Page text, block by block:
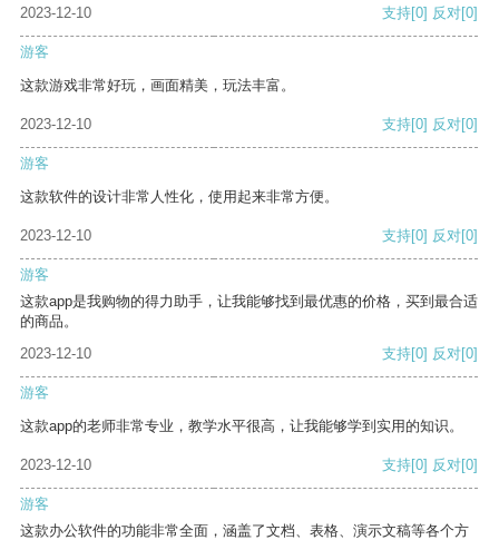
2023-12-10
支持[0] 反对[0]
游客
这款游戏非常好玩，画面精美，玩法丰富。
2023-12-10 支持[0] 反对[0]
游客
这款软件的设计非常人性化，使用起来非常方便。
2023-12-10 支持[0] 反对[0]
游客
这款app是我购物的得力助手，让我能够找到最优惠的价格，买到最合适
的商品。
2023-12-10
支持[0] 反对[0]
游客
这款app的老师非常专业，教学水平很高，让我能够学到实用的知识。
2023-12-10 支持[0] 反对[0]
游客
这款办公软件的功能非常全面，涵盖了文档、表格、演示文稿等各个方